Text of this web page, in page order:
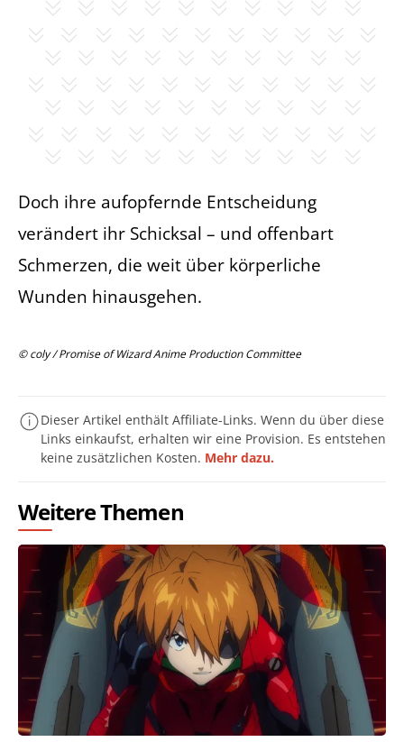
Doch ihre aufopfernde Entscheidung
verändert ihr Schicksal – und offenbart
Schmerzen, die weit über körperliche
Wunden hinausgehen.
© coly / Promise of Wizard Anime Production Committee
Dieser Artikel enthält Affiliate-Links. Wenn du über diese
Links einkaufst, erhalten wir eine Provision. Es entstehen
keine zusätzlichen Kosten. Mehr dazu.
Weitere Themen